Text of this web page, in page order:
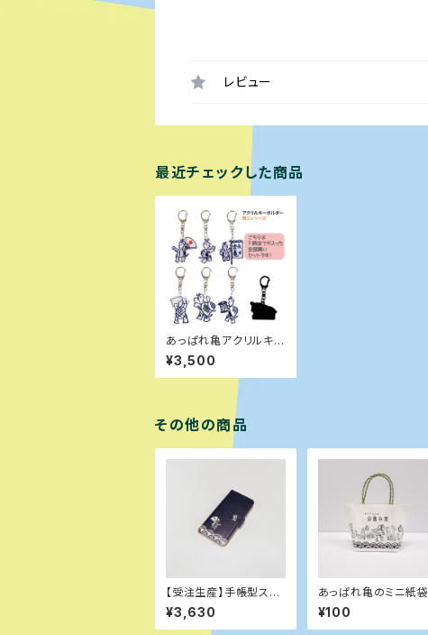
レビュー
最近チェックした商品
あっぱれ亀アクリルキ
ーホルダー：第２シリー
ズ【全部買いセット】
¥3,500
その他の商品
【受注生産】手帳型スマ
ホケース（iPhone用）
¥3,630
あっぱれ亀のミニ紙袋
¥100